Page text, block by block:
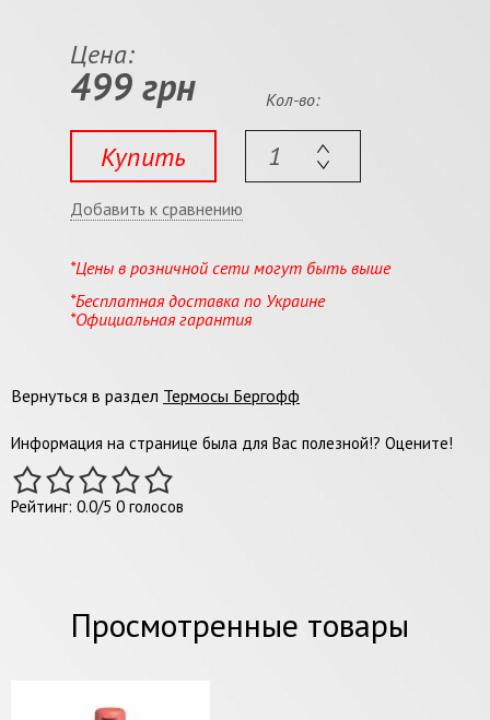
Цена:
499 грн
Купить
Кол-во:
Добавить к сравнению
*Цены в розничной сети могут быть выше
*Бесплатная доставка по Украине
*Официальная гарантия
Вернуться в раздел Термосы Бергофф
Информация на странице была для Вас полезной!? Оцените!
Рейтинг: 0.0/5 0 голосов
Просмотренные товары